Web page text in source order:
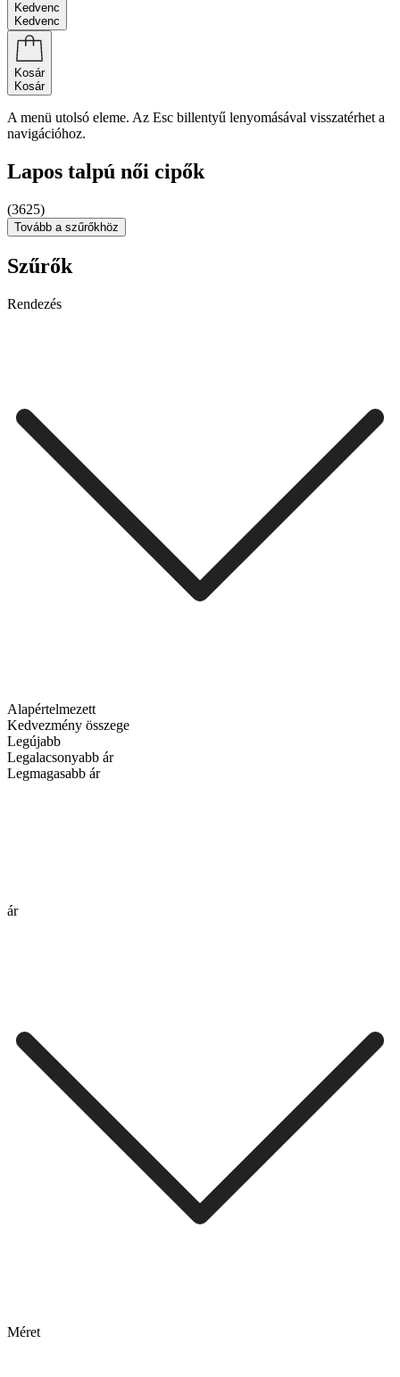
Kedvenc
Kedvenc
Kosár
Kosár
A menü utolsó eleme. Az Esc billentyű lenyomásával visszatérhet a
navigációhoz.
Lapos talpú női cipők
(3625)
Tovább a szűrőkhöz
Szűrők
Rendezés
Alapértelmezett
Kedvezmény összege
Legújabb
Legalacsonyabb ár
Legmagasabb ár
ár
Méret